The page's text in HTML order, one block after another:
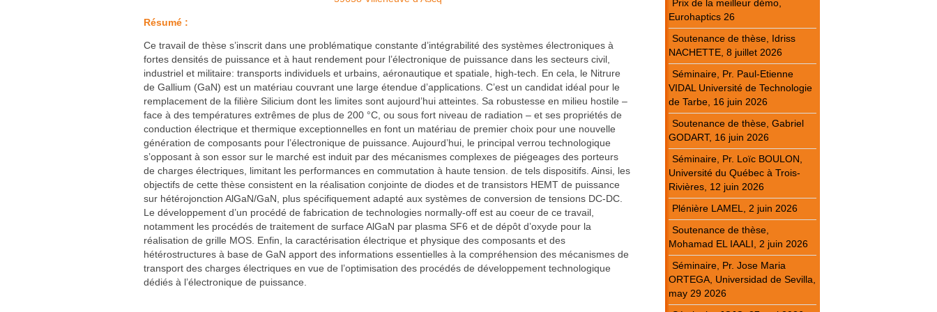
Résumé :
Ce travail de thèse s’inscrit dans une problématique constante d’intégrabilité des systèmes électroniques à
fortes densités de puissance et à haut rendement pour l’électronique de puissance dans les secteurs civil,
industriel et militaire: transports individuels et urbains, aéronautique et spatiale, high-tech. En cela, le Nitrure
de Gallium (GaN) est un matériau couvrant une large étendue d’applications. C’est un candidat idéal pour le
remplacement de la filière Silicium dont les limites sont aujourd’hui atteintes. Sa robustesse en milieu hostile –
face à des températures extrêmes de plus de 200 °C, ou sous fort niveau de radiation – et ses propriétés de
conduction électrique et thermique exceptionnelles en font un matériau de premier choix pour une nouvelle
génération de composants pour l’électronique de puissance. Aujourd’hui, le principal verrou technologique
s’opposant à son essor sur le marché est induit par des mécanismes complexes de piégeages des porteurs
de charges électriques, limitant les performances en commutation à haute tension. de tels dispositifs. Ainsi, les
objectifs de cette thèse consistent en la réalisation conjointe de diodes et de transistors HEMT de puissance
sur hétérojonction AlGaN/GaN, plus spécifiquement adapté aux systèmes de conversion de tensions DC-DC.
Le développement d’un procédé de fabrication de technologies normally-off est au coeur de ce travail,
notamment les procédés de traitement de surface AlGaN par plasma SF6 et de dépôt d’oxyde pour la
réalisation de grille MOS. Enfin, la caractérisation électrique et physique des composants et des
hétérostructures à base de GaN apport des informations essentielles à la compréhension des mécanismes de
transport des charges électriques en vue de l’optimisation des procédés de développement technologique
dédiés à l’électronique de puissance.
Prix de la meilleur démo,
Eurohaptics 26
Soutenance de thèse, Idriss
NACHETTE, 8 juillet 2026
Séminaire, Pr. Paul-Etienne
VIDAL Université de Technologie
de Tarbe, 16 juin 2026
Soutenance de thèse, Gabriel
GODART, 16 juin 2026
Séminaire, Pr. Loïc BOULON,
Université du Québec à Trois-
Rivières, 12 juin 2026
Plénière LAMEL, 2 juin 2026
Soutenance de thèse,
Mohamad EL IAALI, 2 juin 2026
Séminaire, Pr. Jose Maria
ORTEGA, Universidad de Sevilla,
may 29 2026